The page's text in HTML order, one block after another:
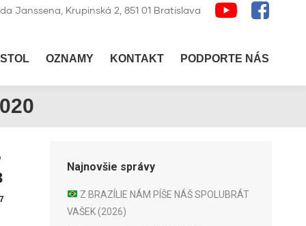
Janssena, Krupinská 2, 851 01 Bratislava
OZNAMY KONTAKT PODPORTE NÁS
Najnovšie správy
Z BRAZÍLIE NÁM PÍŠE NÁŠ SPOLUBRÁT
VAŠEK (2026)